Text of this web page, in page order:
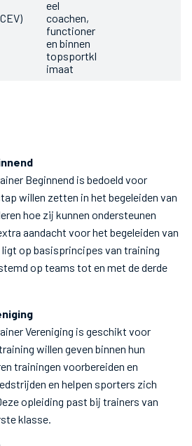
eel
coachen,
functioner
en binnen
topsportkl
imaat
Beginnend is bedoeld voor
willen zetten in het begeleiden van
hoe zij kunnen ondersteunen
aandacht voor het begeleiden van
ligt op basisprincipes van training
op teams tot en met de derde
Vereniging is geschikt voor
willen geven binnen hun
trainingen voorbereiden en
en helpen sporters zich
opleiding past bij trainers van
klasse.